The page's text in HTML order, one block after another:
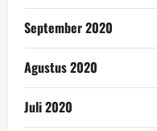
September 2020
Agustus 2020
Juli 2020